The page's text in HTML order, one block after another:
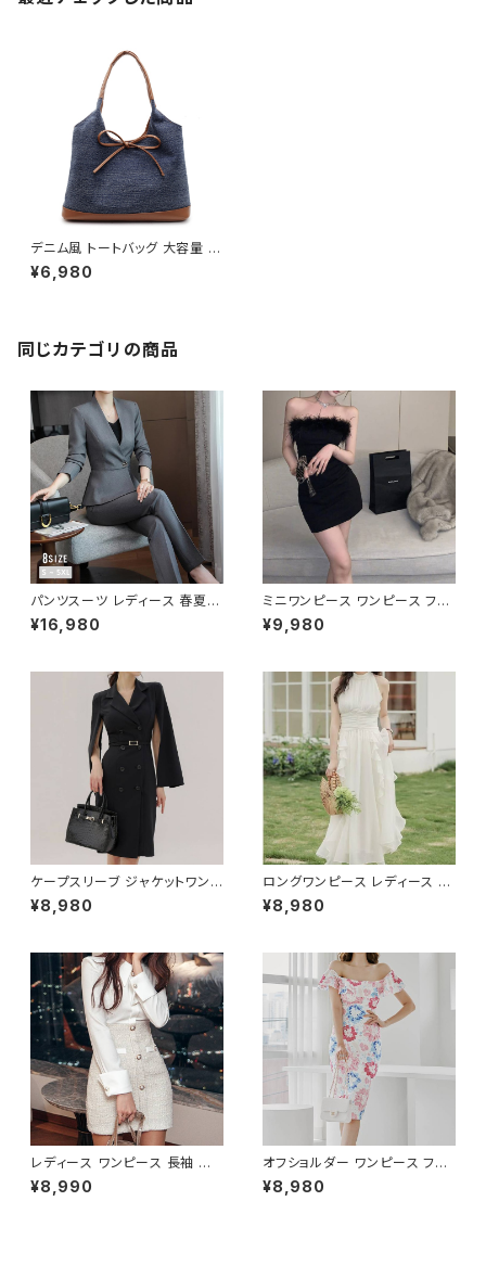
デニム風 トートバッグ 大容量 シ
ョルダーバッグ レディース バッ
グ リボン付き カジュアル 上品
¥6,980
同じカテゴリの商品
パンツスーツ レディース 春夏
秋冬 春 夏 秋 冬 黒 紺 スーツ
上下セット 2点セット ジャケット
ビジネススーツ ロング パンツス
ーツ ロングパンツ ペプラム ノー
カラースーツ ペプラムジャケット
レディーススーツ 大きいサイズ
オフィス OL オフィスカジュアル
ビジネス 結婚式 パーティー お
呼ばれ ブラック ネイビー グレ
ー S M L XL 2XL 3XL 4XL 5
XL 10代 20代 30代 40代 C-
WAW1079
¥16,980
ミニワンピース ワンピース フェ
ザーデザイン タイトワンピース
チューブトップ レディース 春夏
ワンピドレス OL エレガント フ
ォーマル ブラック ボルドー ホワ
イト 大きいサイズ きれいめ ドレ
スワンピース お呼ばれ 韓国 フ
ァッション オフィスカジュアル 韓
国風 キャバドレス ナイトドレス
ナイトワンピ カジュアル 10代 2
0代 30代 40代 C-OSS0127
¥9,980
ケープスリーブ ジャケットワンピ
ース ベルト付き ワンピース レデ
ィース 長袖 襟付き タイト スー
ート 二次会 結婚式 春 夏 秋 冬
お呼ばれ ブラック ベージュ お
しゃれ 高見え 20代 30代 40代
フォーマル 体型カバー 人気 トレ
ンド C-OSS0136
¥8,980
ロングワンピース レディース シ
フォン フリル ハイネック ノース
リーブ フレア Aライン エレガン
秋 冬 お呼ばれ デート 食事会
フォーマル リゾート パーティー
人気 大人可愛い ホワイト C-O
¥8,980
レディース ワンピース 長袖 シャ
ツワンピース ツイード切替 ミニ
ワンピース 上品 フォーマル ホ
¥8,990
オフショルダー ワンピース フラ
ワー柄 タイトワンピース ドレス
花柄ワンピ 春夏 エレガント 大
¥8,980